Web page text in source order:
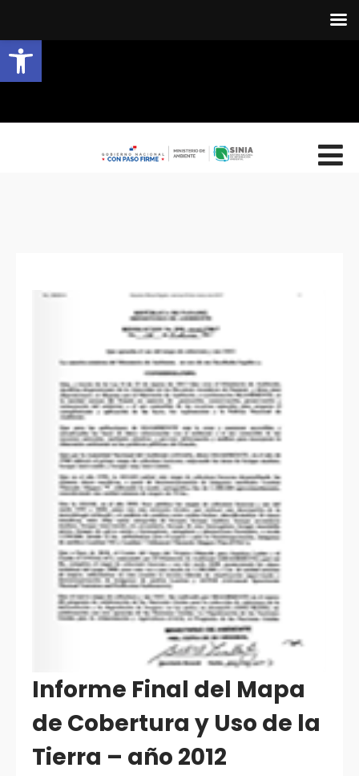
Abrir barra de herramientas
Informe Final del Mapa
de Cobertura y Uso de la
Tierra – año 2012